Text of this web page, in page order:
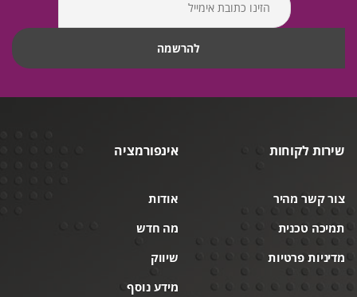
שירות לקוחות
צור קשר מהיר
תמיכה טכנית
מדיניות פרטיות
אינפורמציה
אודות
מה חדש
שיווק
מידע נוסף